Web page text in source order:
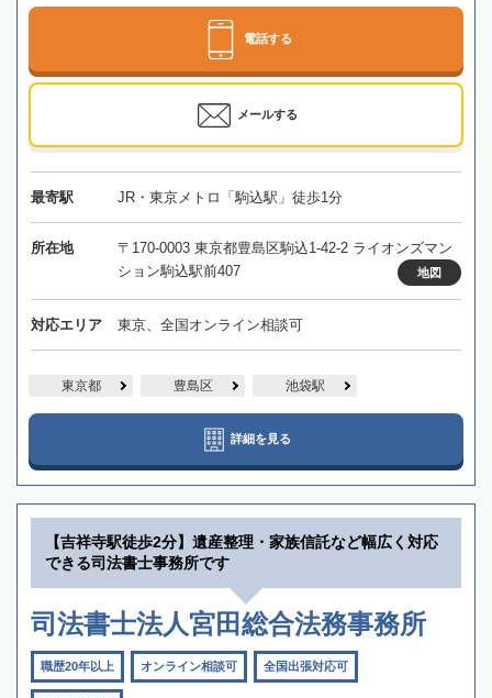
電話する
メールする
最寄駅 JR・東京メトロ「駒込駅」徒歩1分
所在地
〒170-0003 東京都豊島区駒込1-42-2 ライオンズマン
ション駒込駅前407
地図
対応エリア 東京、全国オンライン相談可
東京都 豊島区 池袋駅
詳細を見る
【吉祥寺駅徒歩2分】遺産整理・家族信託など幅広く対応
できる司法書士事務所です
司法書士法人宮田総合法務事務所
職歴20年以上 オンライン相談可 全国出張対応可